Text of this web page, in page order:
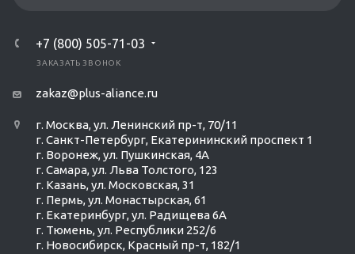
+7 (800) 505-71-03
ЗАКАЗАТЬ ЗВОНОК
zakaz@plus-aliance.ru
г. Москва, ул. Ленинский пр-т, 70/11
г. Санкт-Петербург, Екатерининский проспект 1
г. Воронеж, ул. Пушкинская, 4А
г. Самара, ул. Льва Толстого, 123
г. Казань, ул. Московская, 31
г. Пермь, ул. Монастырская, 61
г. Екатеринбург, ул. Радищева 6А
г. Тюмень, ул. Республики 252/6
г. Новосибирск, Красный пр-т, 182/1